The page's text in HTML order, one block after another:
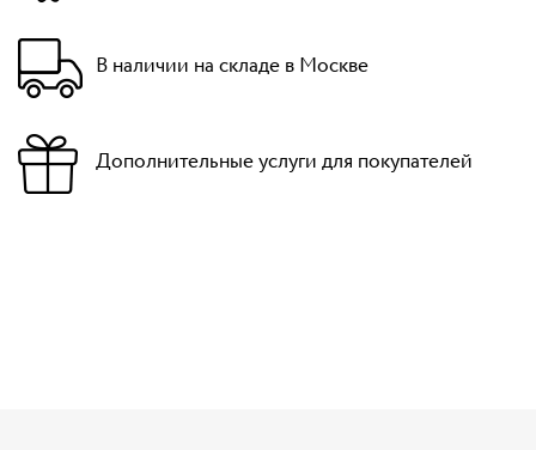
В наличии на складе в Москве
Дополнительные услуги для покупателей